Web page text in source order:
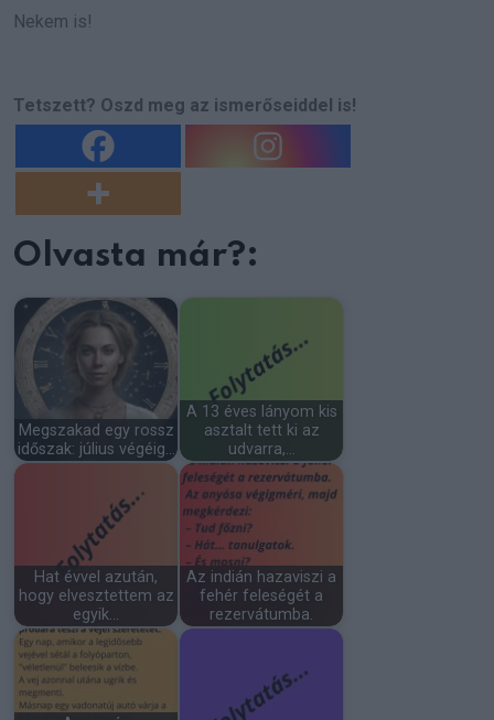
Nekem is!
Tetszett? Oszd meg az ismerőseiddel is!
Olvasta már?:
Megszakad egy rossz
időszak: július végéig…
A 13 éves lányom kis
asztalt tett ki az
udvarra,…
Hat évvel azután,
hogy elvesztettem az
egyik…
Az indián hazaviszi a
fehér feleségét a
rezervátumba.